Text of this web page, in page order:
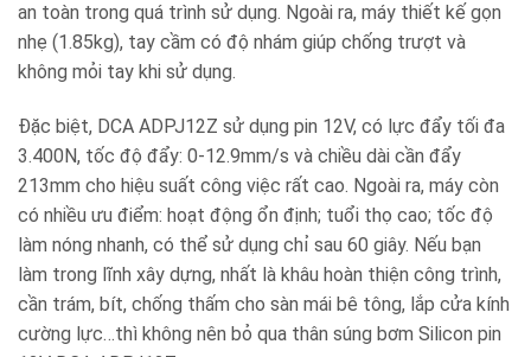
an toàn trong quá trình sử dụng. Ngoài ra, máy thiết kế gọn
nhẹ (1.85kg), tay cầm có độ nhám giúp chống trượt và
không mỏi tay khi sử dụng.
Đặc biệt, DCA ADPJ12Z sử dụng pin 12V, có lực đẩy tối đa
3.400N, tốc độ đẩy: 0-12.9mm/s và chiều dài cần đẩy
213mm cho hiệu suất công việc rất cao. Ngoài ra, máy còn
có nhiều ưu điểm: hoạt động ổn định; tuổi thọ cao; tốc độ
làm nóng nhanh, có thể sử dụng chỉ sau 60 giây. Nếu bạn
làm trong lĩnh xây dựng, nhất là khâu hoàn thiện công trình,
cần trám, bít, chống thấm cho sàn mái bê tông, lắp cửa kính
cường lực…thì không nên bỏ qua thân súng bơm Silicon pin